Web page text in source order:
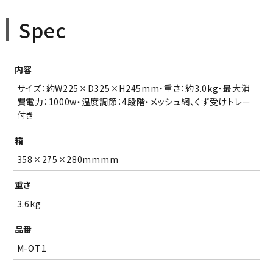
Spec
内容
サイズ：約W225×D325×H245mm・重さ：約3.0kg・最大消
費電力：1000w・温度調節：4段階・メッシュ網、くず受けトレー
付き
箱
358×275×280mmmm
重さ
3.6kg
品番
M-OT1